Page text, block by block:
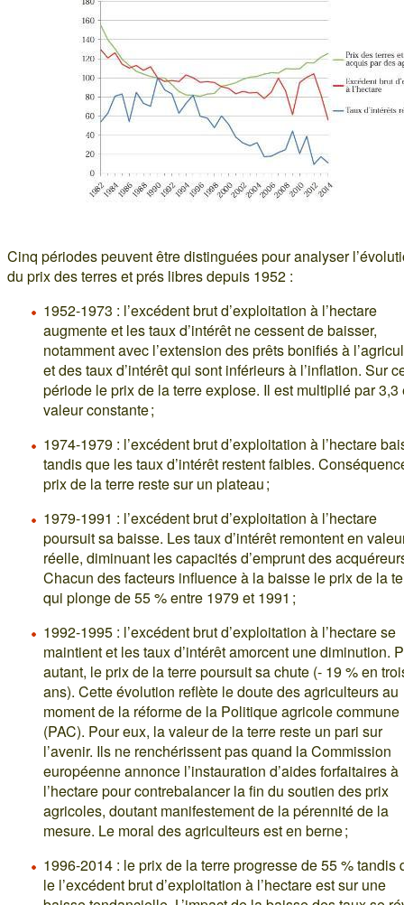
Cinq périodes peuvent être distinguées pour analyser
du prix des terres et prés libres depuis 1952 :
1952-1973 : l’excédent brut d’exploitation à l’hectare
augmente et les taux d’intérêt ne cessent de baisser,
notamment avec l’extension des prêts bonifiés à
et des taux d’intérêt qui sont inférieurs à l’inflation. Sur
période le prix de la terre explose. Il est multiplié par 3,3
valeur constante ;
1974-1979 : l’excédent brut d’exploitation à l’hectare
tandis que les taux d’intérêt restent faibles.
prix de la terre reste sur un plateau ;
1979-1991 : l’excédent brut d’exploitation à l’hectare
poursuit sa baisse. Les taux d’intérêt remontent en
réelle, diminuant les capacités d’emprunt des
Chacun des facteurs influence à la baisse le prix de la
qui plonge de 55 % entre 1979 et 1991 ;
1992-1995 : l’excédent brut d’exploitation à l’hectare se
maintient et les taux d’intérêt amorcent une diminution.
autant, le prix de la terre poursuit sa chute (- 19 % en
ans). Cette évolution reflète le doute des agriculteurs au
moment de la réforme de la Politique agricole commune
(PAC). Pour eux, la valeur de la terre reste un pari sur
l’avenir. Ils ne renchérissent pas quand la Commission
européenne annonce l’instauration d’aides forfaitaires à
l’hectare pour contrebalancer la fin du soutien des prix
agricoles, doutant manifestement de la pérennité de la
mesure. Le moral des agriculteurs est en berne ;
1996-2014 : le prix de la terre progresse de 55 % tandis
le l’excédent brut d’exploitation à l’hectare est sur une